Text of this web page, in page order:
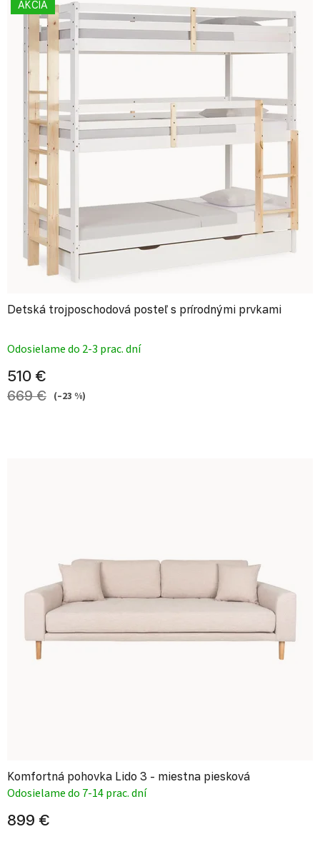
AKCIA
Detská trojposchodová posteľ s prírodnými prvkami
Odosielame do 2-3 prac. dní
510 €
669 € (–23 %)
Komfortná pohovka Lido 3 - miestna piesková
Odosielame do 7-14 prac. dní
899 €